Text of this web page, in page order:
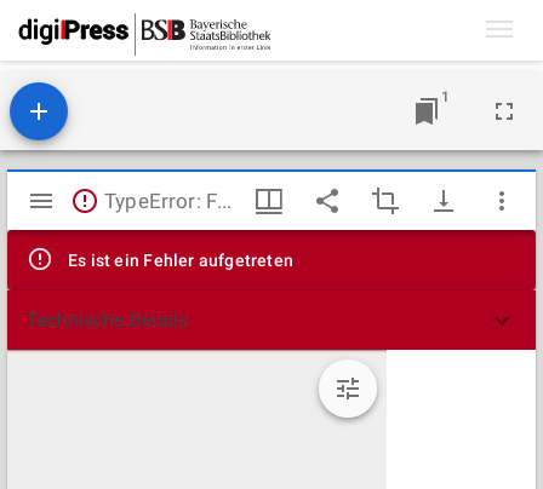
1
Mirador
Viewer
TypeError: Failed to fetch
Es ist ein Fehler aufgetreten
Technische Details